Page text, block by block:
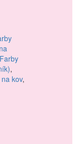
Farby
,
kov,